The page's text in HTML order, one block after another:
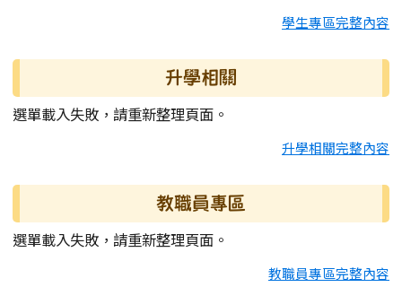
學生專區完整內容
升學相關
選單載入失敗，請重新整理頁面。
升學相關完整內容
教職員專區
選單載入失敗，請重新整理頁面。
教職員專區完整內容